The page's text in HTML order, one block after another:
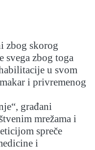
zbog skorog
svega zbog toga
u svom
i privremenog
građani
mrežama i
spreče
i